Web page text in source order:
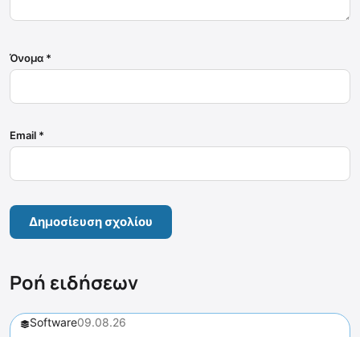
Όνομα *
Email *
Ροή ειδήσεων
Software09.08.26